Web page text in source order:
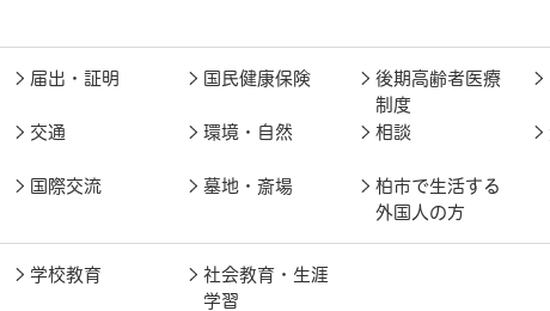
届出・証明 国民健康保険
後期高齢者医療
制度
交通 環境・自然 相談
国際交流 墓地・斎場
柏市で生活する
外国人の方
学校教育
社会教育・生涯
学習